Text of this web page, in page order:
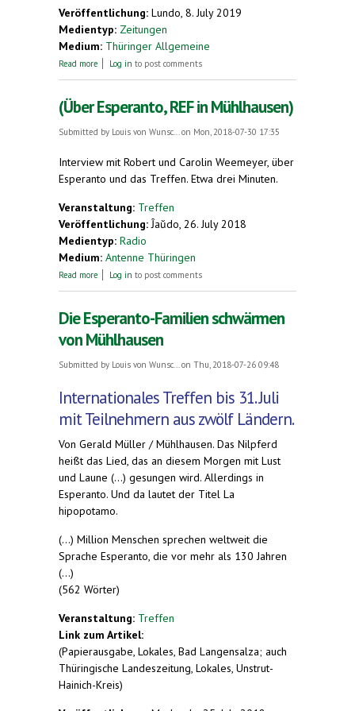
Veröffentlichung: Lundo, 8. July 2019
Medientyp: Zeitungen
Medium: Thüringer Allgemeine
Read more about Treffen für Esperanto in Mühlhausen.
Log in to post comments
(Über Esperanto, REF in Mühlhausen)
Submitted by Louis von Wunsc... on Mon, 2018-07-30 17:35
Interview mit Robert und Carolin Weemeyer, über
Esperanto und das Treffen. Etwa drei Minuten.
Veranstaltung: Treffen
Veröffentlichung: Ĵaŭdo, 26. July 2018
Medientyp: Radio
Medium: Antenne Thüringen
Read more about (Über Esperanto, REF in Mühlhausen)
Log in to post comments
Die Esperanto-Familien schwärmen
von Mühlhausen
Submitted by Louis von Wunsc... on Thu, 2018-07-26 09:48
Internationales Treffen bis 31. Juli
mit Teilnehmern aus zwölf Ländern.
Von Gerald Müller / Mühlhausen. Das Nilpferd
heißt das Lied, das an diesem Morgen mit Lust
und Laune (...) gesungen wird. Allerdings in
Esperanto. Und da lautet der Titel La
hipopotamo.
(...) Million Menschen sprechen weltweit die
Sprache Esperanto, die vor mehr als 130 Jahren
(...)
(562 Wörter)
Veranstaltung: Treffen
Link zum Artikel:
(Papierausgabe, Lokales, Bad Langensalza; auch
Thüringische Landeszeitung, Lokales, Unstrut-
Hainich-Kreis)